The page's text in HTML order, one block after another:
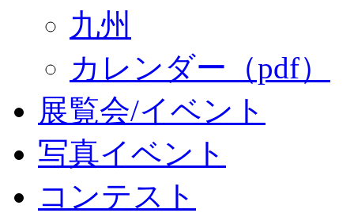
九州
カレンダー（pdf）
展覧会/イベント
写真イベント
コンテスト